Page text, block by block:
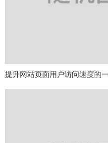
提升网站页面用户访问速度的